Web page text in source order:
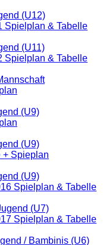
(U12)
Spielplan & Tabelle
(U11)
Spielplan & Tabelle
(U9)
(U9)
+ Spieplan
(U9)
Spielplan & Tabelle
(U7)
Spielplan & Tabelle
/ Bambinis (U6)